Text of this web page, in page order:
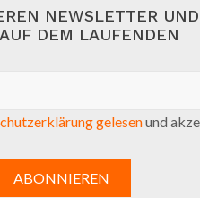
NEWSLETTER
DEM LAUFENDEN
gelesenund